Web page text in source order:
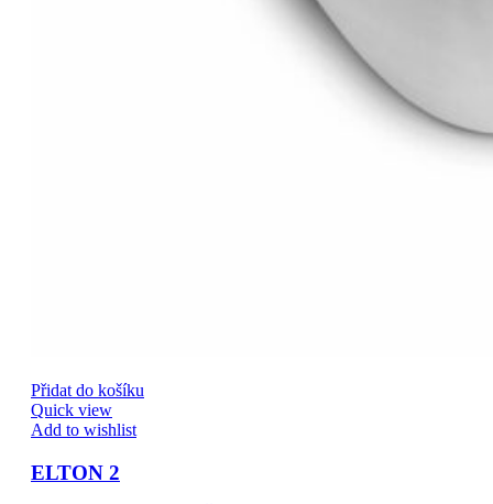
Přidat do košíku
Quick view
Add to wishlist
ELTON 2